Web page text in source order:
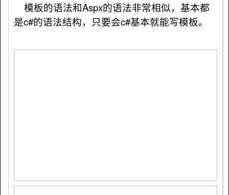
模板的语法和Aspx的语法非常相似，基本都
是c#的语法结构，只要会c#基本就能写模板。